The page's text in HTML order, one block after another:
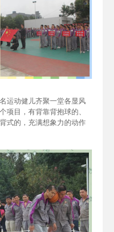
运动健儿齐聚一堂各显风
项目，有背靠背抱球的、
式的，充满想象力的动作